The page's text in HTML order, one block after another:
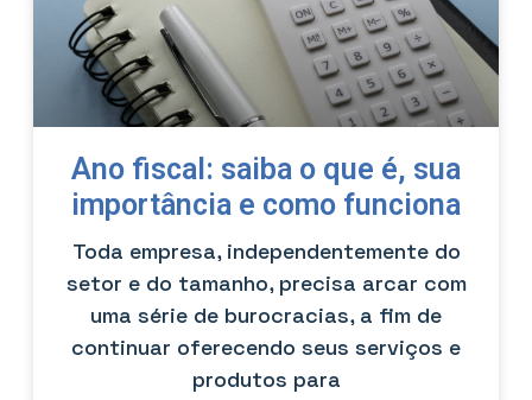
Ano fiscal: saiba o que é, sua
importância e como funciona
Toda empresa, independentemente do
setor e do tamanho, precisa arcar com
uma série de burocracias, a fim de
continuar oferecendo seus serviços e
produtos para